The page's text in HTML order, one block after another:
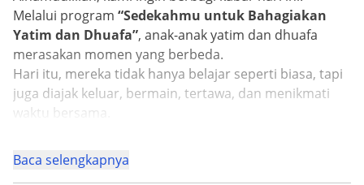
Melalui program “Sedekahmu untuk Bahagiakan
Yatim dan Dhuafa”, anak-anak yatim dan dhuafa
merasakan momen yang berbeda.
Hari itu, mereka tidak hanya belajar seperti biasa, tapi
juga diajak keluar, bermain, tertawa, dan menikmati
waktu bersama.
Baca selengkapnya